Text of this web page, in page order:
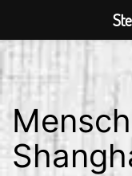
Zum
Inhalt
springen